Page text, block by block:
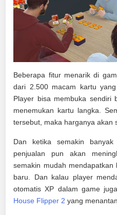
Beberapa fitur menarik di
dari 2.500 macam kartu
Player bisa membuka sendiri
menemukan kartu langka.
tersebut, maka harganya akan
Dan ketika semakin
penjualan pun akan
semakin mudah
baru. Dan kalau player
otomatis XP dalam game
House Flipper 2 yang